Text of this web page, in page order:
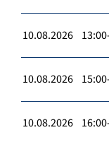
10.08.2026
10.08.2026
10.08.2026